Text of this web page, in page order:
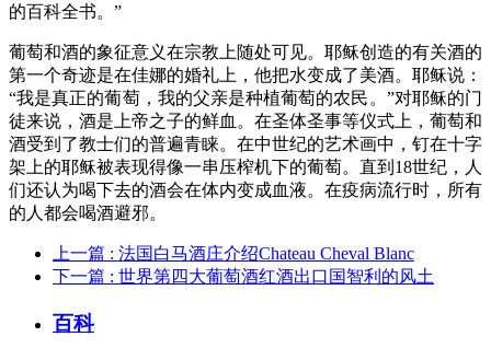
的百科全书。”
葡萄和酒的象征意义在宗教上随处可见。耶稣创造的有关酒的
第一个奇迹是在佳娜的婚礼上，他把水变成了美酒。耶稣说：
“我是真正的葡萄，我的父亲是种植葡萄的农民。”对耶稣的门
徒来说，酒是上帝之子的鲜血。在圣体圣事等仪式上，葡萄和
酒受到了教士们的普遍青睐。在中世纪的艺术画中，钉在十字
架上的耶稣被表现得像一串压榨机下的葡萄。直到18世纪，人
们还认为喝下去的酒会在体内变成血液。在疫病流行时，所有
的人都会喝酒避邪。
上一篇 : 法国白马酒庄介绍Chateau Cheval Blanc
下一篇 : 世界第四大葡萄酒红酒出口国智利的风土
百科